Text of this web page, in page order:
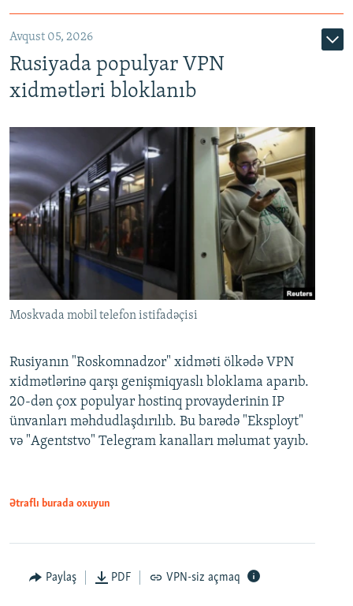
Avqust 05, 2026
Rusiyada populyar VPN
xidmətləri bloklanıb
Moskvada mobil telefon istifadəçisi
Rusiyanın "Roskomnadzor" xidməti ölkədə VPN
xidmətlərinə qarşı genişmiqyaslı bloklama aparıb.
20-dən çox populyar hostinq provayderinin IP
ünvanları məhdudlaşdırılıb. Bu barədə "Eksployt"
və "Agentstvo" Telegram kanalları məlumat yayıb.
Ətraflı burada oxuyun
Paylaş PDF VPN-siz açmaq